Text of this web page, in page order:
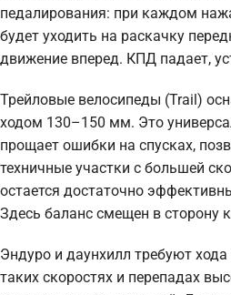
педалирования: при каждом
будет уходить на раскачку
движение вперед. КПД падает,
Трейловые велосипеды (Trail)
ходом 130–150 мм. Это
прощает ошибки на спусках,
техничные участки с большей
остается достаточно
Здесь баланс смещен в сторону
Эндуро и даунхилл требуют
таких скоростях и перепадах